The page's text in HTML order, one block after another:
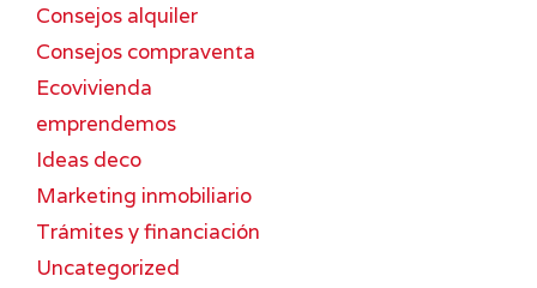
Consejos alquiler
Consejos compraventa
Ecovivienda
emprendemos
Ideas deco
Marketing inmobiliario
Trámites y financiación
Uncategorized